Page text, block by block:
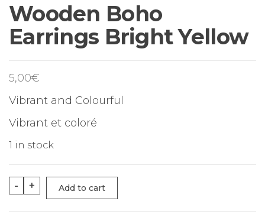
Wooden Boho
Earrings Bright Yellow
5,00€
Vibrant and Colourful
Vibrant et coloré
1 in stock
-
Wooden
Boho
+ Add to cart